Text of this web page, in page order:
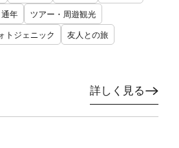
通年
ツアー・周遊観光
トジェニック 友人との旅
詳しく見る